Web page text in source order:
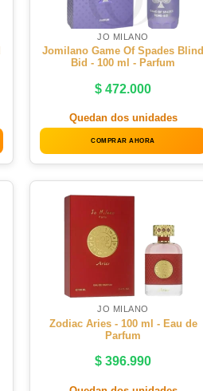
JO MILANO
Jomilano Game Of Spades Blind
Bid - 100 ml - Parfum
$ 472.000
Quedan dos unidades
COMPRAR AHORA
JO MILANO
Zodiac Aries - 100 ml - Eau de
Parfum
$ 396.990